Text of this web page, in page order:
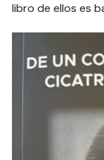
libro de ellos es